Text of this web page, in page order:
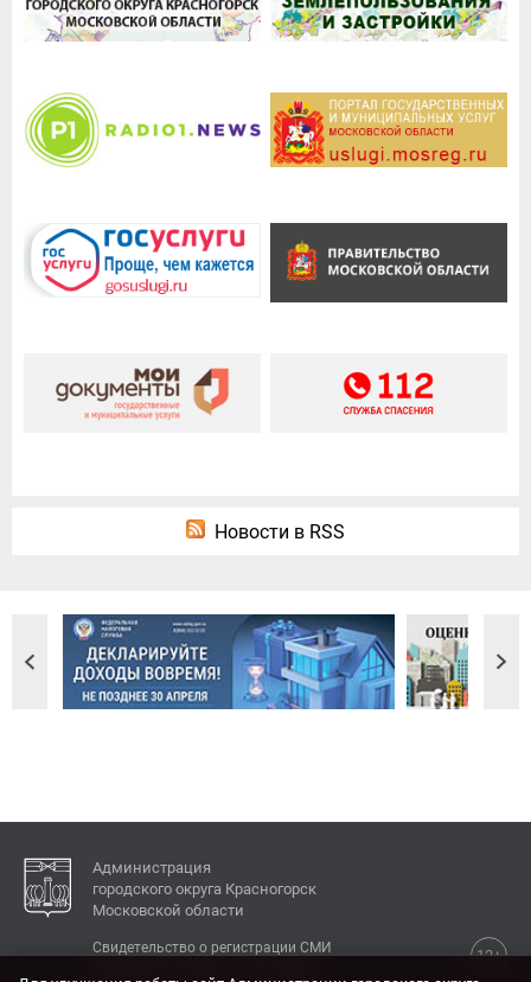
Новости в RSS
Администрация
городского округа Красногорск
Московской области
12+
Свидетельство о регистрации СМИ